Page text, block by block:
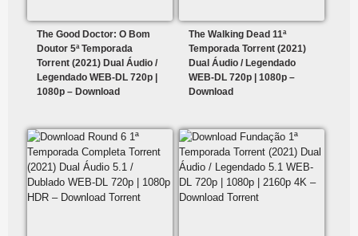
The Good Doctor: O Bom
Doutor 5ª Temporada
Torrent (2021) Dual Áudio /
Legendado WEB-DL 720p |
1080p – Download
The Walking Dead 11ª
Temporada Torrent (2021)
Dual Áudio / Legendado
WEB-DL 720p | 1080p –
Download